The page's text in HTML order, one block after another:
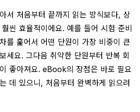
서 처음부터 끝까지 읽는 방식보다, 상
씬 효율적이에요. 예를 들어 시험 준비
를 훑어서 어떤 단원이 가장 비중이 큰
세요. 그다음 취약한 단원부터 반복 회
좋아져요. eBook의 장점은 바로 필요
데 있으니, 처음부터 완벽하게 읽으려